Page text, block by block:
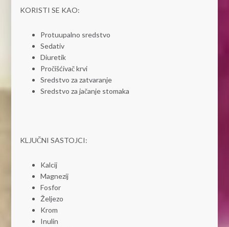
KORISTI SE KAO:
Protuupalno sredstvo
Sedativ
Diuretik
Pročišćivač krvi
Sredstvo za zatvaranje
Sredstvo za jačanje stomaka
KLJUČNI SASTOJCI:
Kalcij
Magnezij
Fosfor
Željezo
Krom
Inulin